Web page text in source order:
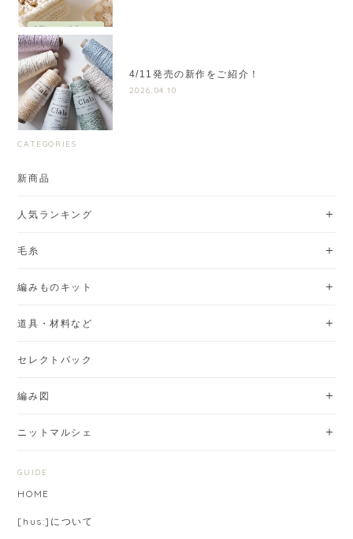
4/11発売の新作をご紹介！
2026.04.10
CATEGORIES
新商品
人気ランキング
毛糸
編みものキット
道具・材料など
セレクトパック
編み図
ニットマルシェ
GUIDE
HOME
[hus:]について